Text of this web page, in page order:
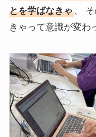
とを学ばなきゃ、
きゃって意識が変わ